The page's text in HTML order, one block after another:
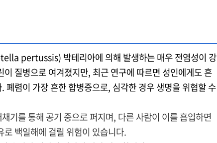
pertussis) 박테리아에 의해 발생하는 매우 전염성이 강
질병으로 여겨졌지만, 최근 연구에 따르면 성인에게도 흔
폐렴이 가장 흔한 합병증으로, 심각한 경우 생명을 위협할 수
기를 통해 공기 중으로 퍼지며, 다른 사람이 이를 흡입하면
백일해에 걸릴 위험이 있습니다.